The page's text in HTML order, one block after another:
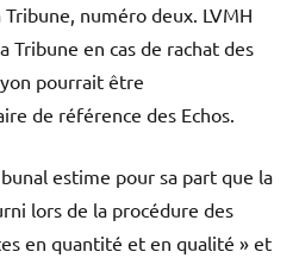
numéro deux. LVMH
Tribune en cas de rachat des
pourrait être
de référence des Echos.
estime pour sa part que la
lors de la procédure des
en quantité et en qualité » et